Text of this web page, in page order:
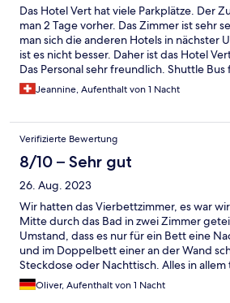
Das Hotel Vert hat viele Parkplätze. Der
man 2 Tage vorher. Das Zimmer ist sehr
man sich die anderen Hotels in nächster
ist es nicht besser. Daher ist das Hotel
Das Personal sehr freundlich. Shuttle
direkt vor dem Hotel und fährt bis 23 Uhr
Jeannine, Aufenthalt von 1 Nacht
Verifizierte Bewertung
8/10 – Sehr gut
26. Aug. 2023
Wir hatten das Vierbettzimmer, es war
Mitte durch das Bad in zwei Zimmer
Umstand, dass es nur für ein Bett eine
und im Doppelbett einer an der Wand
Steckdose oder Nachttisch. Alles in
prima, Preis-Leistung top und die Nähe
unschlagbar!
Oliver, Aufenthalt von 1 Nacht